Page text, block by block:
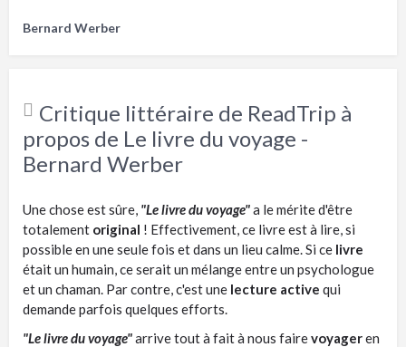
Bernard Werber
Critique littéraire de ReadTrip à
propos de Le livre du voyage -
Bernard Werber
Une chose est sûre, "Le livre du voyage"a le mérite d'être
totalement original ! Effectivement, ce livre est à lire, si
possible en une seule fois et dans un lieu calme. Si ce livre
était un humain, ce serait un mélange entre un psychologue
et un chaman. Par contre, c'est une lecture active qui
demande parfois quelques efforts.
"Le livre du voyage"arrive tout à fait à nous fairevoyageren